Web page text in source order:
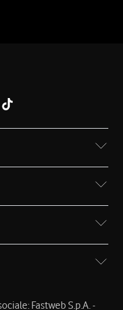
Fastweb S.p.A. -